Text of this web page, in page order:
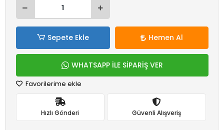
Sepete Ekle Hemen Al
WHATSAPP İLE SİPARİŞ VER
Favorilerime ekle
Hızlı Gönderi Güvenli Alışveriş